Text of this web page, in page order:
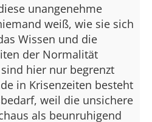
unangenehme
weiß, wie sie sich
Wissen und die
der Normalität
hier nur begrenzt
in Krisenzeiten besteht
weil die unsichere
als beunruhigend